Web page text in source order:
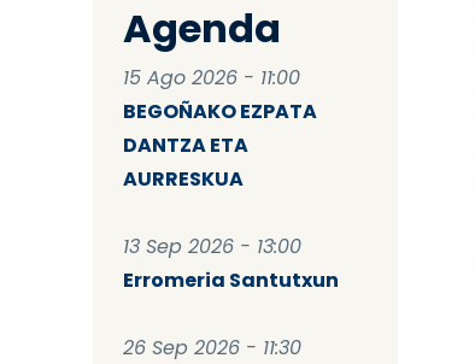
Agenda
15 Ago 2026 - 11:00
BEGOÑAKO EZPATA
DANTZA ETA
AURRESKUA
13 Sep 2026 - 13:00
Erromeria Santutxun
26 Sep 2026 - 11:30